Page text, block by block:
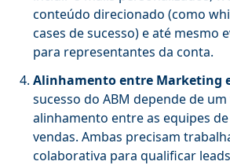
conteúdo direcionado (como
cases de sucesso) e até mesmo
para representantes da conta.
Alinhamento entre Marketing
sucesso do ABM depende de
alinhamento entre as equipes
vendas. Ambas precisam
colaborativa para qualificar